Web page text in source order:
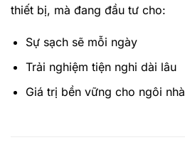
thiết bị, mà đang đầu tư cho:
Sự sạch sẽ mỗi ngày
Trải nghiệm tiện nghi dài lâu
Giá trị bền vững cho ngôi nhà